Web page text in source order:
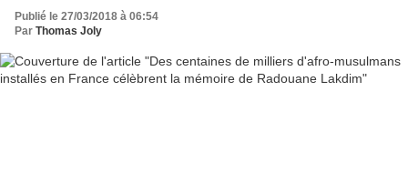
Publié le 27/03/2018 à 06:54
Par Thomas Joly